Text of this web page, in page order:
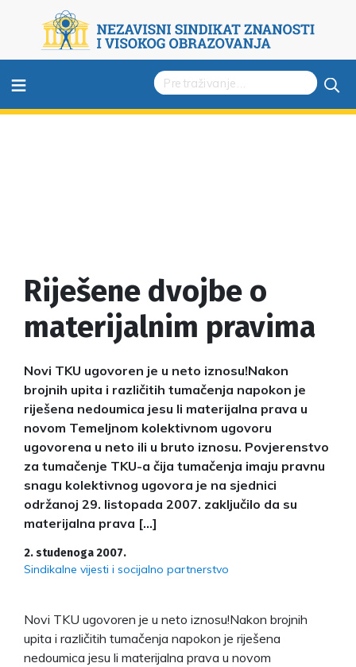
≡
Riješene dvojbe o
materijalnim pravima
Novi TKU ugovoren je u neto iznosu!Nakon
brojnih upita i različitih tumačenja napokon je
riješena nedoumica jesu li materijalna prava u
novom Temeljnom kolektivnom ugovoru
ugovorena u neto ili u bruto iznosu. Povjerenstvo
za tumačenje TKU-a čija tumačenja imaju pravnu
snagu kolektivnog ugovora je na sjednici
održanoj 29. listopada 2007. zaključilo da su
materijalna prava […]
2. studenoga 2007.
Sindikalne vijesti i socijalno partnerstvo
Novi TKU ugovoren je u neto iznosu!Nakon brojnih
upita i različitih tumačenja napokon je riješena
nedoumica jesu li materijalna prava u novom